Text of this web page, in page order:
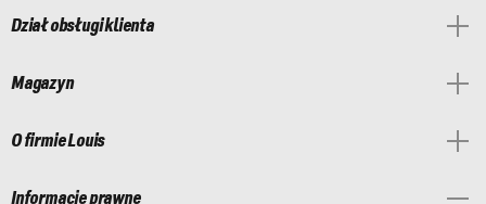
Dział obsługi klienta
Magazyn
O firmie Louis
Informacje prawne